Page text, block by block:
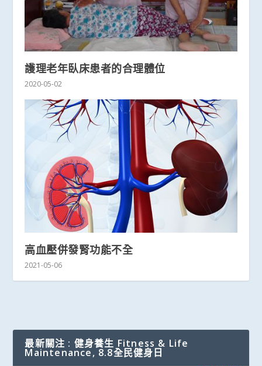
護理老年臥床患者的合理體位
2020-05-02
高血壓併發腎功能不全
2021-05-06
最新關注 : 健身養生 Fitness & Life
Maintenance, 8.8全民健身日